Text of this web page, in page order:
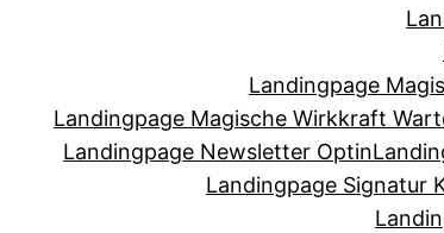
Landingpage
Landingpage Magische Wirkkraft
Landingpage Newsletter Optin
Landingpage Signatur